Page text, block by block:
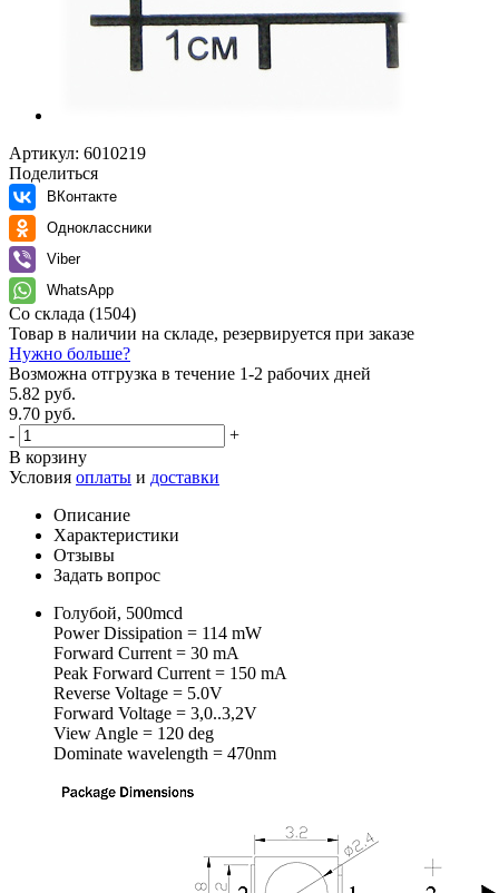
Артикул: 6010219
Поделиться
ВКонтакте
Одноклассники
Viber
WhatsApp
Со склада (1504)
Товар в наличии на складе, резервируется при заказе
Нужно больше?
Возможна отгрузка в течение 1-2 рабочих дней
5.82 руб.
9.70 руб.
-
+
В корзину
Условия оплаты и доставки
Описание
Характеристики
Отзывы
Задать вопрос
Голубой, 500mcd
Power Dissipation = 114 mW
Forward Current = 30 mA
Peak Forward Current = 150 mA
Reverse Voltage = 5.0V
Forward Voltage = 3,0..3,2V
View Angle = 120 deg
Dominate wavelength = 470nm